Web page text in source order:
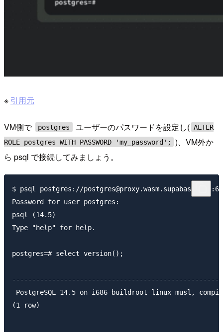
※ 引用元
VM側で postgres ユーザーのパスワードを設定し( ALTER
ROLE postgres WITH PASSWORD 'my_password';
)、VM外か
ら psql で接続してみましょう。
$ psql postgres://
Password for user postgres:
psql (14.5)
Type "help" for help.
postgres=# select version();
PostgreSQL 14.5 on i686-buildroot-linux-musl,
(1 row)